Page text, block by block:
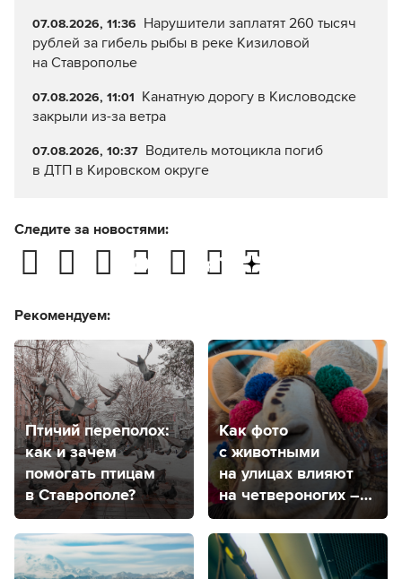
07.08.2026, 11:36 Нарушители заплатят 260 тысяч
рублей за гибель рыбы в реке Кизиловой
на Ставрополье
07.08.2026, 11:01 Канатную дорогу в Кисловодске
закрыли из-за ветра
07.08.2026, 10:37 Водитель мотоцикла погиб
в ДТП в Кировском округе
Следите за новостями:
Рекомендуем:
Птичий переполох:
как и зачем
помогать птицам
в Ставрополе?
Как фото
с животными
на улицах влияют
на четвероногих –
рассказала
ветеринар
из Ставрополя